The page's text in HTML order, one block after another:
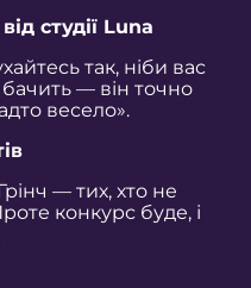
студії Luna
так, ніби вас
— він точно
весело».
— тих, хто не
конкурс буде, і